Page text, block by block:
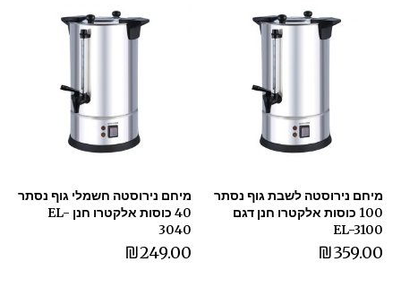
מיחם נירוסטה לשבת גוף נסתר
100 כוסות אלקטרו חנן דגם
EL-3100
₪359.00
מיחם נירוסטה חשמלי גוף נסתר
40 כוסות אלקטרו חנן EL-
3040
₪249.00